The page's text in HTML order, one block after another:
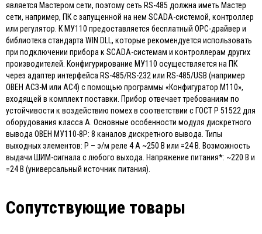
является Мастером сети, поэтому сеть RS-485 должна иметь Мастер
сети, например, ПК с запущенной на нем SCADA-системой, контроллер
или регулятор. К МУ110 предоставляется бесплатный ОРС-драйвер и
библиотека стандарта WIN DLL, которые рекомендуется использовать
при подключении прибора к SCADA-системам и контроллерам других
производителей. Конфигурирование МУ110 осуществляется на ПК
через адаптер интерфейса RS-485/RS-232 или RS-485/USB (например
ОВЕН АСЗ-М или АС4) с помощью программы «Конфигуратор М110»,
входящей в комплект поставки. Прибор отвечает требованиям по
устойчивости к воздействию помех в соответствии с ГОСТ Р 51522 для
оборудования класса А. Основные особенности модуля дискретного
вывода ОВЕН МУ110-8Р: 8 каналов дискретного вывода. Типы
выходных элементов: Р – э/м реле 4 А ~250 В или =24 В. Возможность
выдачи ШИМ-сигнала с любого выхода. Напряжение питания*: ~220 В и
=24 В (универсальный источник питания).
Сопутствующие товары